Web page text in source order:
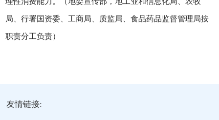
局、行署国资委、工商局、质监局、食品药品监督管理局按
职责分工负责）
友情链接: